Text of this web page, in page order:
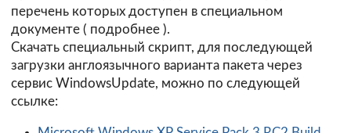
перечень которых доступен в специальном
документе ( подробнее ).
Скачать специальный скрипт, для последующей
загрузки англоязычного варианта пакета через
сервис WindowsUpdate, можно по следующей
ссылке: